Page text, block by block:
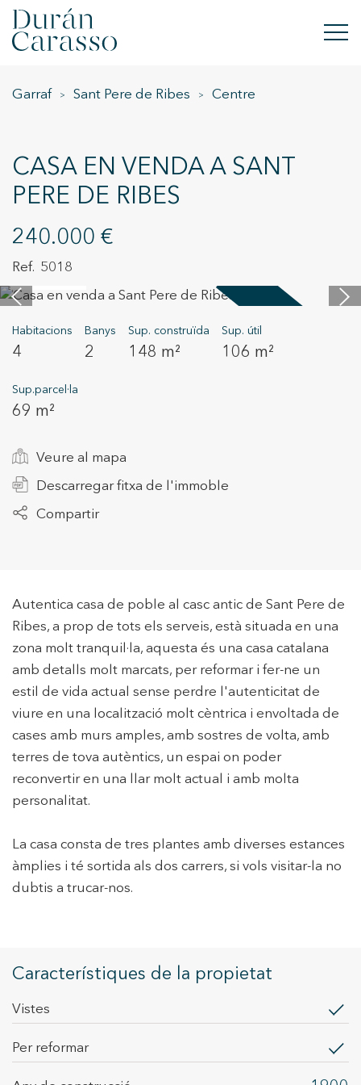
COMPRAR
VENDRE
INVERSIONS
GRUP DC
CONTACTE
Garraf Sant Pere de Ribes Centre
CASA EN VENDA A SANT
PERE DE RIBES
240.000 €
5018
Habitacions
4
Banys
2
Sup. construïda
148 m²
Sup. útil
106 m²
Sup.parcel·la
69 m²
Veure al mapa
Descarregar fitxa de l'immoble
Compartir
Autentica casa de poble al casc antic de Sant Pere de
Ribes, a prop de tots els serveis, està situada en una
zona molt tranquil·la, aquesta és una casa catalana
amb detalls molt marcats, per reformar i fer-ne un
estil de vida actual sense perdre l'autenticitat de
viure en una localització molt cèntrica i envoltada de
cases amb murs amples, amb sostres de volta, amb
terres de tova autèntics, un espai on poder
reconvertir en una llar molt actual i amb molta
personalitat.
La casa consta de tres plantes amb diverses estances
àmplies i té sortida als dos carrers, si vols visitar-la no
dubtis a trucar-nos.
Característiques de la propietat
vistes
Per reformar
Modificar cookies
Tècniques i funcionals